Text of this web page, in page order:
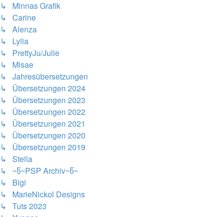
↳ Minnas Grafik
↳ Carine
↳ Alenza
↳ Lylia
↳ PrettyJu/Julie
↳ Misae
↳ Jahresübersetzungen
↳ Übersetzungen 2024
↳ Übersetzungen 2023
↳ Übersetzungen 2022
↳ Übersetzungen 2021
↳ Übersetzungen 2020
↳ Übersetzungen 2019
↳ Stella
↳ ~წ~PSP Archiv~წ~
↳ Bigi
↳ MarieNickol Designs
↳ Tuts 2023